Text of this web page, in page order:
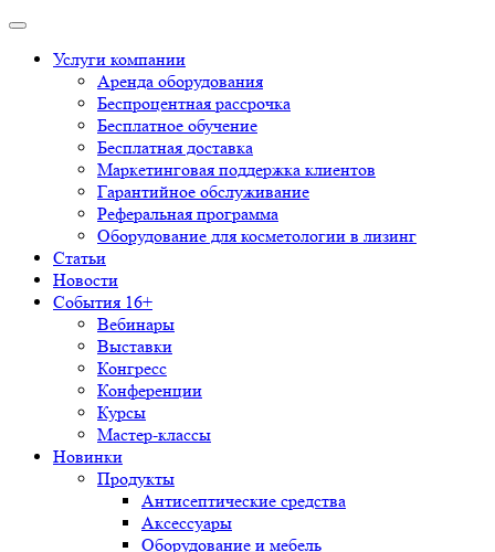
Услуги компании
Аренда оборудования
Беспроцентная рассрочка
Бесплатное обучение
Бесплатная доставка
Маркетинговая поддержка клиентов
Гарантийное обслуживание
Реферальная программа
Оборудование для косметологии в лизинг
Статьи
Новости
События 16+
Вебинары
Выставки
Конгресс
Конференции
Курсы
Мастер-классы
Новинки
Продукты
Антисептические средства
Аксессуары
Оборудование и мебель